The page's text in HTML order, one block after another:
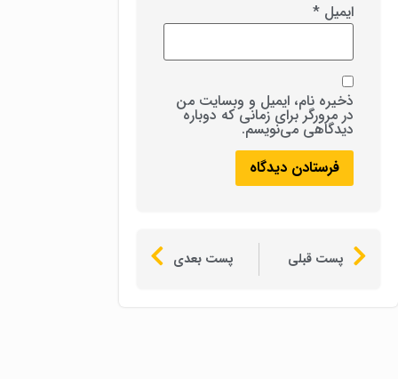
ایمیل *
ذخیره نام، ایمیل و وبسایت من
در مرورگر برای زمانی که دوباره
دیدگاهی می‌نویسم.
پست قبلی پست بعدی